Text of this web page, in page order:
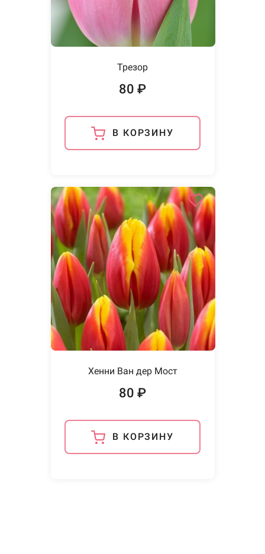
Трезор
80 ₽
В КОРЗИНУ
Хенни Ван дер Мост
80 ₽
В КОРЗИНУ